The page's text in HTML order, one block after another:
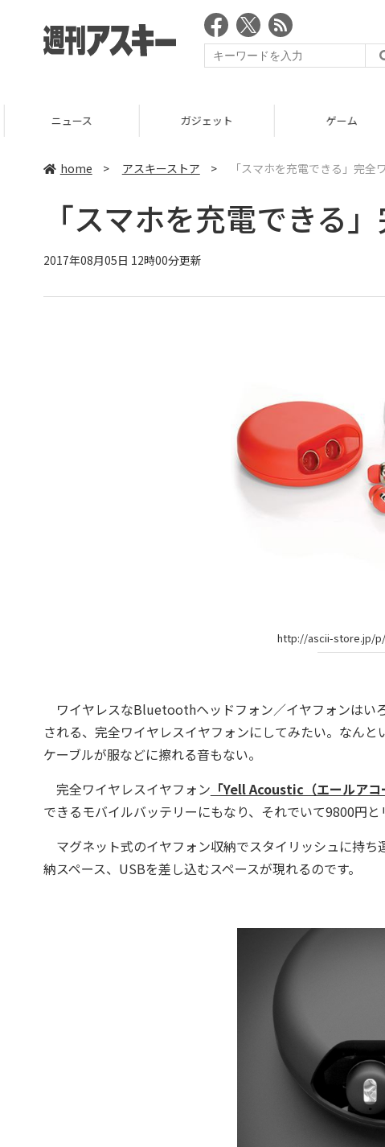
ニュース ガジェット ゲーム
home > アスキーストア > 「スマホを充電できる」完全
「スマホを充電できる
2017年08月05日 12時00分更新
http://ascii-store.jp/p/
ワイヤレスなBluetoothヘッドフォン／イヤフォンはい
される、完全ワイヤレスイヤフォンにしてみたい。なんと
ケーブルが服などに擦れる音もない。
完全ワイヤレスイヤフォン 「Yell Acoustic（エールア
できるモバイルバッテリーにもなり、それでいて9800円と
マグネット式のイヤフォン収納でスタイリッシュに持
納スペース、USBを差し込むスペースが現れるのです。